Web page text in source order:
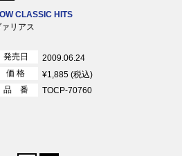
CLASSIC HITS
ァリアス
発売日
2009.06.24
価 格
¥1,885 (税込)
品 番
TOCP-70760